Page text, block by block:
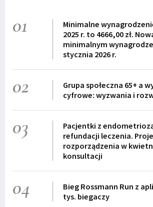
01
Minimalne
2025 r. to 4666,00 zł.
minimalnym
stycznia 2026 r.
02
Grupa społeczna 65+ a
cyfrowe: wyzwania i
03
Pacjentki z
refundacji leczenia.
rozporządzenia w
konsultacji
04
Bieg Rossmann Run z
tys. biegaczy